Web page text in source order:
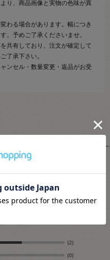
り、商品画像と実物の色味が異
わる場合があります。幅につき
。予めご了承くださいませ。
共有しており、注文が確定して
了承下さい。
ンセル・数量変更・返品がお受
ビュー
3.7
(2)
(0)